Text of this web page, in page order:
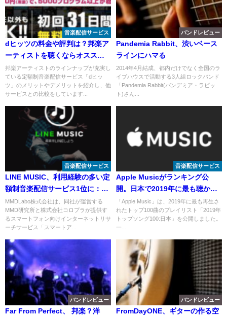
音楽配信サービス
dヒッツの料金や評判は？邦楽ア
ーティストを聴くならオスス
メ！
邦楽アーティストのラインナップが充実し
ている定額制音楽配信サービス「dヒッ
ツ」のメリットやデメリットを紹介し、他
サービスとの比較をしています...
バンドレビュー
Pandemia Rabbit、渋いベース
ラインにハマる
2014年4月結成、都内だけでなく全国のラ
イブハウスで活動する3人組ロックバンド
「Pandemia Rabbit(パンデミア・ラビッ
ト)さん...
音楽配信サービス
LINE MUSIC、利用経験の多い定
額制音楽配信サービス1位に：
MMD研究所
MMDLabo株式会社は、同社が運営する
MMD研究所と株式会社コロプラが提供す
るスマートフォン向けインターネットリサ
ーチサービス「スマートア...
音楽配信サービス
Apple Musicがランキング公
開。日本で2019年に最も聴かれ
たのは"あいみょん"
「Apple Music」は、2019年に最も再生さ
れたトップ100曲のプレイリスト「2019年
トップソング100:日本」を公開しました。
一...
バンドレビュー
Far From Perfect、 邦楽？洋
バンドレビュー
FromDayONE、ギターの作る空